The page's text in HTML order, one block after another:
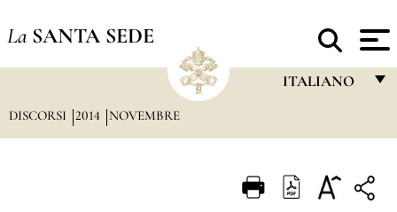
La SANTA SEDE
ITALIANO
ITALIANO
DISCORSI 2014 NOVEMBRE